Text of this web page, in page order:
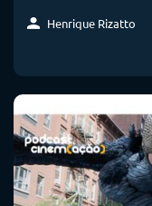
Henrique Rizatto